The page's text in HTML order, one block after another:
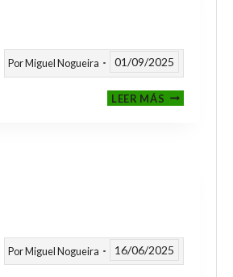
PorMiguel Nogueira 01/09/2025
LEER MÁSVI
MEMORIAL
PorMiguel Nogueira 16/06/2025